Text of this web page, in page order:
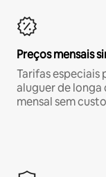
Preços mensais
Tarifas especiais
aluguer de longa
mensal sem